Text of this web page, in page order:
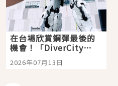
在台場欣賞鋼彈最後的
機會！「DiverCity
Tokyo Plaza」搭船、
購物、美食及夜景，一
2026年07月13日